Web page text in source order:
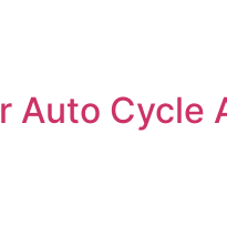
Auto Cycle